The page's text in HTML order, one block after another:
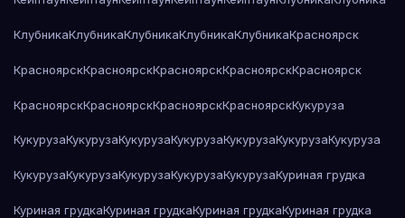
КлубникаКлубникаКлубникаКлубникаКлубникаКрасноярск
КрасноярскКрасноярскКрасноярскКрасноярскКрасноярск
КрасноярскКрасноярскКрасноярскКрасноярскКукуруза
КукурузаКукурузаКукурузаКукурузаКукурузаКукурузаКукуруза
КукурузаКукурузаКукурузаКукурузаКукурузаКуриная грудка
Куриная грудкаКуриная грудкаКуриная грудкаКуриная грудка